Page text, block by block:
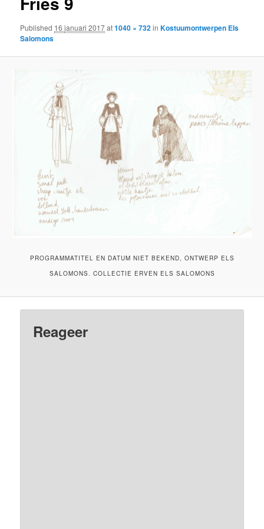
Published 16 januari 2017at1040 × 732inKostuumontwerpen Els
Salomons
PROGRAMMATITEL EN DATUM NIET BEKEND, ONTWERP ELS
SALOMONS. COLLECTIE ERVEN ELS SALOMONS
Reageer